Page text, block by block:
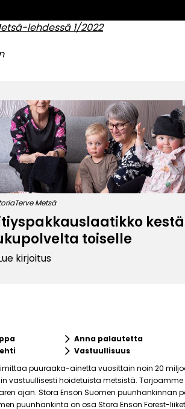
lehdessä 1/2022
Terve Metsä
toiselle
kirjoitus
keyboard_arrow_rightAnna palautetta
keyboard_arrow_rightVastuullisuus
puuraaka-ainetta vuosittain noin 20
vastuullisesti hoidetuista metsistä.
ajan. Stora Enson Suomen puunhankinnan
puunhankinta on osa Stora Enson Forest-